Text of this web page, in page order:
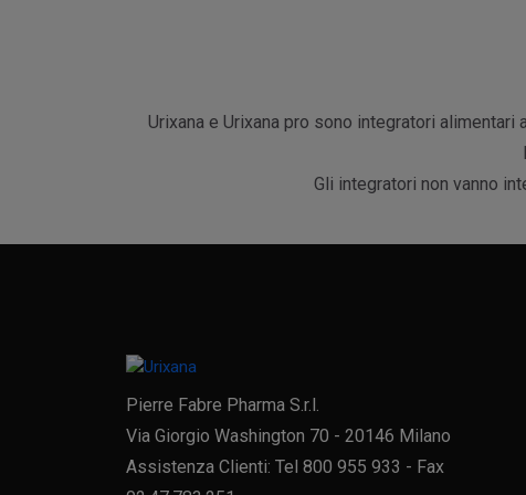
Urixana e Urixana pro sono integratori
Gli integratori non vanno
Pierre Fabre Pharma S.r.l.
Via Giorgio Washington 70 - 20146 Milano
Assistenza Clienti: Tel 800 955 933 - Fax